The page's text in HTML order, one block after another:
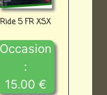
Ride 5 FR XSX
Occasion
:
15.00 €